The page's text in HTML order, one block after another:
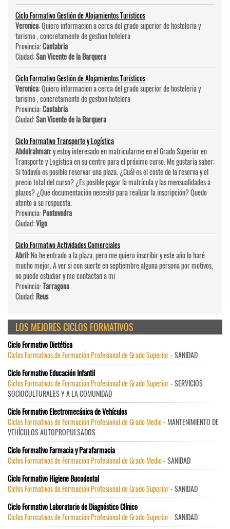
Ciclo Formativo Gestión de Alojamientos Turísticos
Veronica: Quiero informacion a cerca del grado superior de hosteleri­a y
turismo , concretamente de gestion hotelera
Provincia:Cantabria
Ciudad:San Vicente de la Barquera
Ciclo Formativo Gestión de Alojamientos Turísticos
Veronica: Quiero informacion a cerca del grado superior de hosteleri­a y
turismo , concretamente de gestion hotelera
Provincia:Cantabria
Ciudad:San Vicente de la Barquera
Ciclo Formativo Transporte y Logística
Abdulrahman: y estoy interesado en matricularme en el Grado Superior en
Transporte y Logística en su centro para el próximo curso. Me gustaría saber:
Si todavía es posible reservar una plaza. ¿Cuál es el coste de la reserva y el
precio total del curso? ¿Es posible pagar la matrícula y las mensualidades a
plazos? ¿Qué documentación necesito para realizar la inscripción? Quedo
atento a su respuesta.
Provincia:Pontevedra
Ciudad:Vigo
Ciclo Formativo Actividades Comerciales
Abril: No he entrado a la plaza, pero me quiero inscribir y este año lo haré
mucho mejor. A ver si con suerte en septiembre alguna persona por motivos,
no puede estudiar y me contactan a mi
Provincia:Tarragona
Ciudad:Reus
LOS MEJORES CICLOS FORMATIVOS
Ciclo Formativo Dietética
Ciclos Formativos de Formación Profesional de Grado Superior- SANIDAD
Ciclo Formativo Educación Infantil
Ciclos Formativos de Formación Profesional de Grado Superior- SERVICIOS
SOCIOCULTURALES Y A LA COMUNIDAD
Ciclo Formativo Electromecánica de Vehículos
Ciclos Formativos de Formación Profesional de Grado Medio- MANTENIMIENTO DE
VEHÍCULOS AUTOPROPULSADOS
Ciclo Formativo Farmacia y Parafarmacia
Ciclos Formativos de Formación Profesional de Grado Medio- SANIDAD
Ciclo Formativo Higiene Bucodental
Ciclos Formativos de Formación Profesional de Grado Superior- SANIDAD
Ciclo Formativo Laboratorio de Diagnóstico Clínico
Ciclos Formativos de Formación Profesional de Grado Superior- SANIDAD